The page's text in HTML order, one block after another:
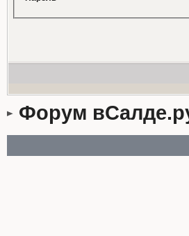
Форум